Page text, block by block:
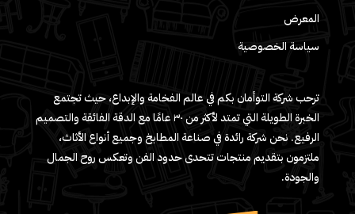
المعرض
سياسة الخصوصية
ترحب شركة التوأمان بكم في عالم الفخامة والإبداع، حيث تجتمع
الخبرة الطويلة التي تمتد لأكثر من ٣٠ عامًا مع الدقة الفائقة والتصميم
الرفيع. نحن شركة رائدة في صناعة المطابخ وجميع أنواع الأثاث،
ملتزمون بتقديم منتجات تتحدى حدود الفن وتعكس روح الجمال
والجودة.